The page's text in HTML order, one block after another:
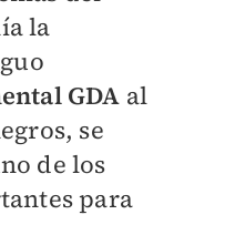
la
GDA al
se
de los
para